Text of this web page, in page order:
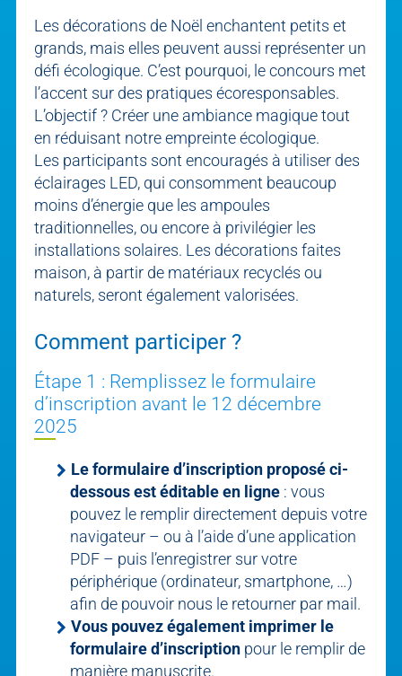
Les décorations de Noël enchantent petits et
grands, mais elles peuvent aussi représenter un
défi écologique. C’est pourquoi, le concours met
l’accent sur des pratiques écoresponsables.
L’objectif ? Créer une ambiance magique tout
en réduisant notre empreinte écologique.
Les participants sont encouragés à utiliser des
éclairages LED, qui consomment beaucoup
moins d’énergie que les ampoules
traditionnelles, ou encore à privilégier les
installations solaires. Les décorations faites
maison, à partir de matériaux recyclés ou
naturels, seront également valorisées.
Comment participer ?
Étape 1 : Remplissez le formulaire
d’inscription avant le 12 décembre
2025
Le formulaire d’inscription proposé ci-
dessous est éditable en ligne : vous
pouvez le remplir directement depuis votre
navigateur – ou à l’aide d’une application
PDF – puis l’enregistrer sur votre
périphérique (ordinateur, smartphone, …)
afin de pouvoir nous le retourner par mail.
Vous pouvez également imprimer le
formulaire d’inscription pour le remplir de
manière manuscrite.